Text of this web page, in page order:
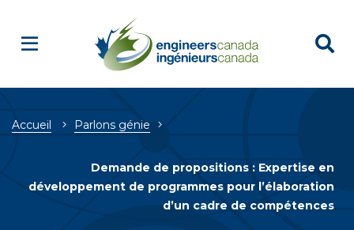
Breadcrumb
Accueil Parlons génie
Demande de propositions : Expertise en
développement de programmes pour l’élaboration
d’un cadre de compétences